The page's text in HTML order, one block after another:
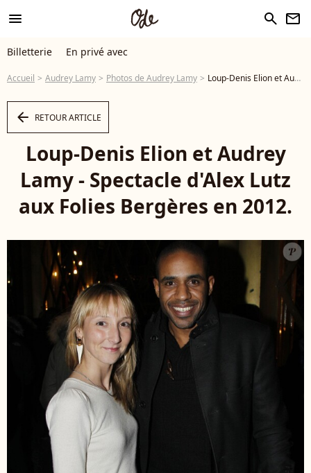
menu search newsletter
Billetterie En privé avec
Accueil Audrey Lamy Photos de Audrey Lamy Loup-Denis Elion et Audrey Lamy - Spectacle d'Alex Lutz aux Folies Bergères en 2012. - Photo
arrow_left RETOUR ARTICLE
Loup-Denis Elion et Audrey
Lamy - Spectacle d'Alex Lutz
aux Folies Bergères en 2012.